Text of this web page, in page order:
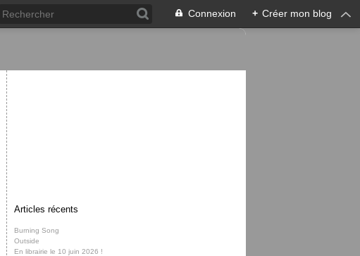
Connexion + Créer mon blog
Articles récents
Burning Song
Outside
En librairie le 10 juin 2026 !